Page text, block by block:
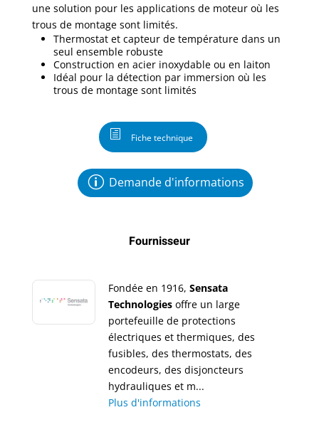
une solution pour les applications de moteur où les
trous de montage sont limités.
Thermostat et capteur de température dans un
seul ensemble robuste
Construction en acier inoxydable ou en laiton
Idéal pour la détection par immersion où les
trous de montage sont limités
Fiche technique
Demande d'informations
Fournisseur
Fondée en 1916, Sensata
Technologies offre un large
portefeuille de protections
électriques et thermiques, des
fusibles, des thermostats, des
encodeurs, des disjoncteurs
hydrauliques et m...
Plus d'informations